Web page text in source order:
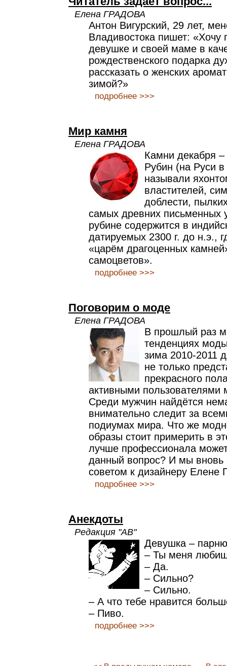
Елена ГРАДОВА
Антон Вигурский, 29 лет,
Владивостока пишет: «Хочу
девушке и своей маме в
рождественского подарка
рассказать о женских
зимой?»
подробнее >>>
Мир камня
Елена ГРАДОВА
Камни декабря –
Рубин (на Руси в
называли
властителей,
доблести,
самых древних письменных
рубине содержится в
датируемых 2300 г. до н.э.,
«царём драгоценных
самоцветов».
подробнее >>>
Поговорим о моде
Елена ГРАДОВА
В прошлый раз
тенденциях
зима 2010-2011
не только
прекрасного
активными пользователями
Среди мужчин найдётся
внимательно следит за
подиумах мира. Что же
образы стоит примерить в
лучше профессионала
данный вопрос? И мы вновь
советом к дизайнеру Елене
подробнее >>>
Анекдоты
Редакция "АВ"
Девушка –
– Ты меня
– Да.
– Сильно?
– Сильно.
– А что тебе нравится
– Пиво.
подробнее >>>